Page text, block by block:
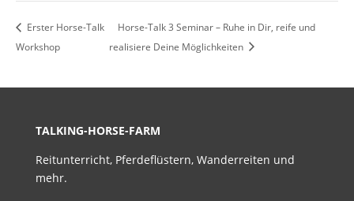
Erster Horse-Talk
Workshop
Horse-Talk 3 Seminar – Ruhe in Dir, reife und
realisiere Deine Möglichkeiten
TALKING-HORSE-FARM
Reitunterricht, Pferdeflüstern, Wanderreiten und
mehr.